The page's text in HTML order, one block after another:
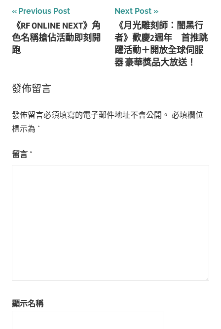
文
章
導
Previous Post
《RF ONLINE NEXT》角
色名稱搶佔活動即刻開
跑
Next Post
《月光雕刻師：闇黑行
者》歡慶2週年 首推跳
躍活動＋開放全球伺服
器 豪華獎品大放送！
發佈留言
發佈留言必須填寫的電子郵件地址不會公開。 必填欄位
標示為 *
留言 *
顯示名稱